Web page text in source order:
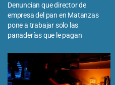
Denuncian que director de
empresa del pan en Matanzas
pone a trabajar solo las
panaderías que le pagan